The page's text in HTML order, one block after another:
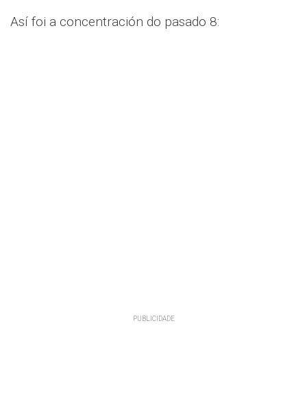
Así foi a concentración do pasado 8: